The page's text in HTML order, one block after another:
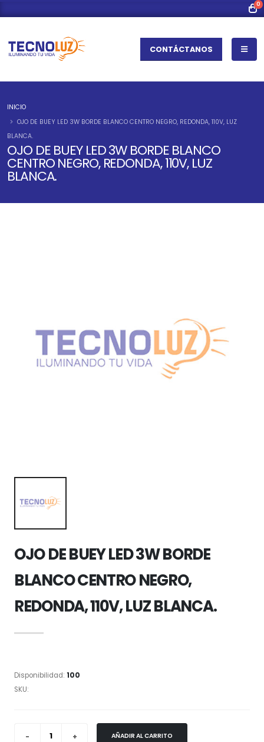
0
CONTÁCTANOS
OJO DE BUEY LED 3W BORDE BLANCO
CENTRO NEGRO, REDONDA, 110V, LUZ
BLANCA.
INICIO
OJO DE BUEY LED 3W BORDE BLANCO CENTRO NEGRO, REDONDA, 110V, LUZ
BLANCA.
OJO DE BUEY LED 3W BORDE
BLANCO CENTRO NEGRO,
REDONDA, 110V, LUZ BLANCA.
Disponibilidad: 100
SKU:
AÑADIR AL CARRITO